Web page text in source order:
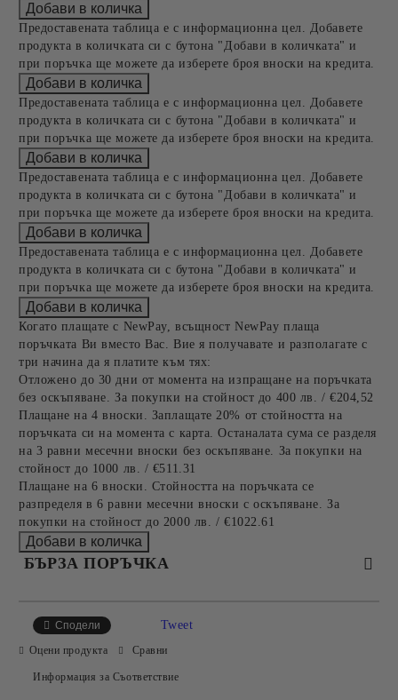
Предоставената таблица е с информационна цел. Добавете
продукта в количката си с бутона "Добави в количката" и
при поръчка ще можете да изберете броя вноски на кредита.
Предоставената таблица е с информационна цел. Добавете
продукта в количката си с бутона "Добави в количката" и
при поръчка ще можете да изберете броя вноски на кредита.
Предоставената таблица е с информационна цел. Добавете
продукта в количката си с бутона "Добави в количката" и
при поръчка ще можете да изберете броя вноски на кредита.
Предоставената таблица е с информационна цел. Добавете
продукта в количката си с бутона "Добави в количката" и
при поръчка ще можете да изберете броя вноски на кредита.
Когато плащате с NewPay, всъщност NewPay плаща
поръчката Ви вместо Вас. Вие я получавате и разполагате с
три начина да я платите към тях:
Отложено до 30 дни от момента на изпращане на поръчката
без оскъпяване. За покупки на стойност до 400 лв. / €204,52
Плащане на 4 вноски. Заплащате 20% от стойността на
поръчката си на момента с карта. Останалата сума се разделя
на 3 равни месечни вноски без оскъпяване. За покупки на
стойност до 1000 лв. / €511.31
Плащане на 6 вноски. Стойността на поръчката се
разпределя в 6 равни месечни вноски с оскъпяване. За
покупки на стойност до 2000 лв. / €1022.61
БЪРЗА ПОРЪЧКА
Сподели Tweet
Оцени продукта Сравни
Информация за Съответствие